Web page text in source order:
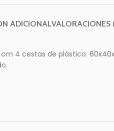
ADICIONALVALORACIONES
cm 4 cestas de plástico: